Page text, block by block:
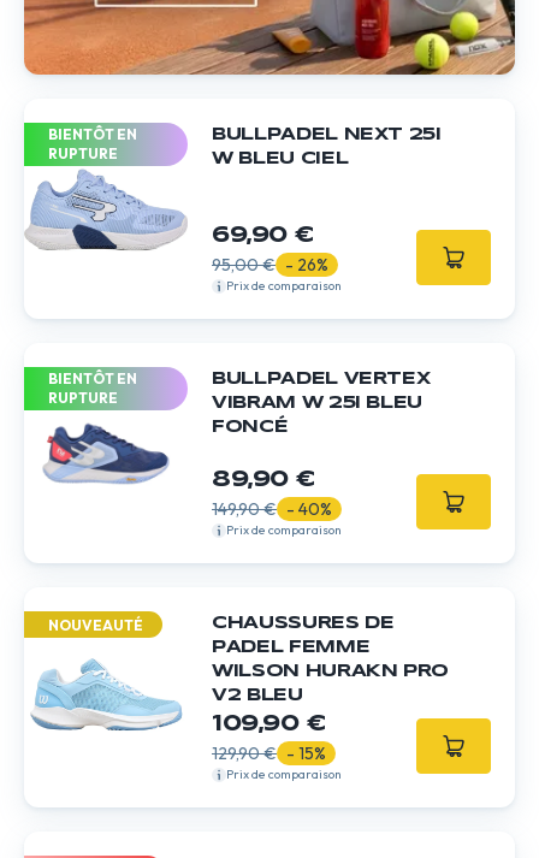
BIENTÔT EN
RUPTURE
BULLPADEL NEXT 25I
W BLEU CIEL
69,90 €
95,00 € - 26%
Prix de comparaison
BIENTÔT EN
RUPTURE
BULLPADEL VERTEX
VIBRAM W 25I BLEU
FONCÉ
89,90 €
149,90 € - 40%
Prix de comparaison
NOUVEAUTÉ
CHAUSSURES DE
PADEL FEMME
WILSON HURAKN PRO
V2 BLEU
109,90 €
129,90 € - 15%
Prix de comparaison